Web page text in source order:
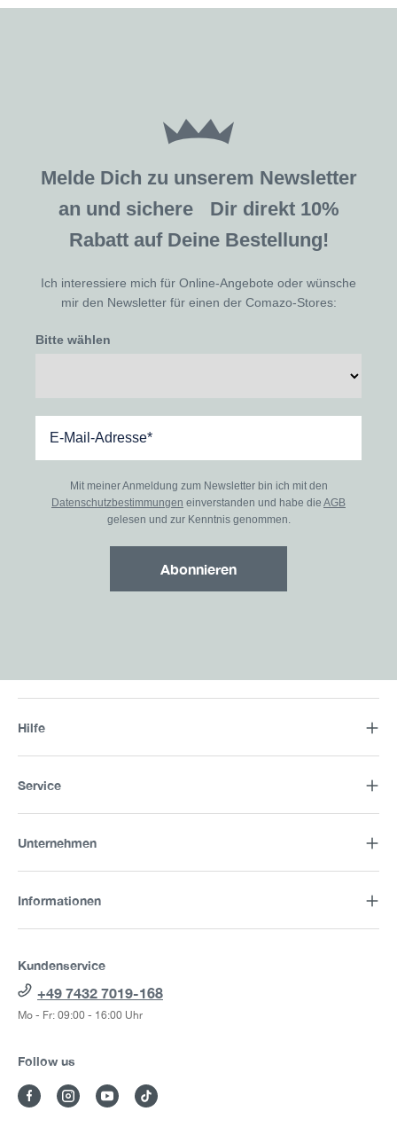
Melde Dich zu unserem Newsletter
an und sichere Dir direkt 10%
Rabatt auf Deine Bestellung!
Ich interessiere mich für Online-Angebote oder wünsche
mir den Newsletter für einen der Comazo-Stores:
Bitte wählen
Mit meiner Anmeldung zum Newsletter bin ich mit den
Datenschutzbestimmungen einverstanden und habe die AGB
gelesen und zur Kenntnis genommen.
Abonnieren
Hilfe
Service
Unternehmen
Informationen
Kundenservice
+49 7432 7019-168
Mo - Fr: 09:00 - 16:00 Uhr
Follow us